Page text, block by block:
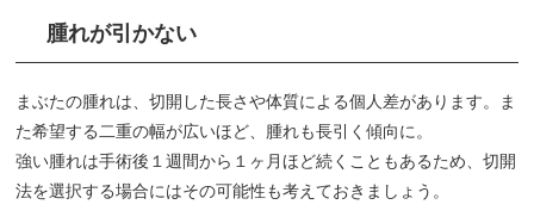
腫れが引かない
まぶたの腫れは、切開した長さや体質による個人差があります。ま
た希望する二重の幅が広いほど、腫れも長引く傾向に。
強い腫れは手術後１週間から１ヶ月ほど続くこともあるため、切開
法を選択する場合にはその可能性も考えておきましょう。